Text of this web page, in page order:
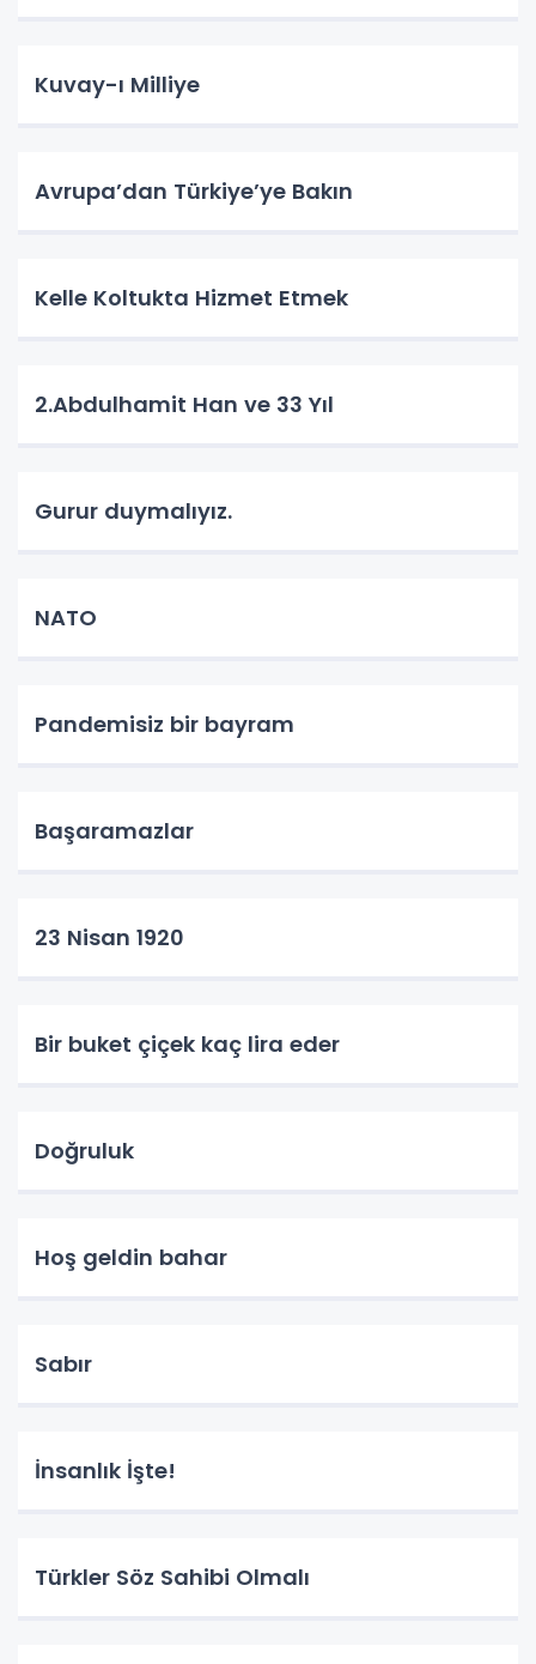
Kuvay-ı Milliye
Avrupa’dan Türkiye’ye Bakın
Kelle Koltukta Hizmet Etmek
2.Abdulhamit Han ve 33 Yıl
Gurur duymalıyız.
NATO
Pandemisiz bir bayram
Başaramazlar
23 Nisan 1920
Bir buket çiçek kaç lira eder
Doğruluk
Hoş geldin bahar
Sabır
İnsanlık İşte!
Türkler Söz Sahibi Olmalı